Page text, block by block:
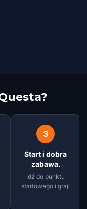
3
Start i dobra
zabawa.
Idź do punktu
startowego i graj!